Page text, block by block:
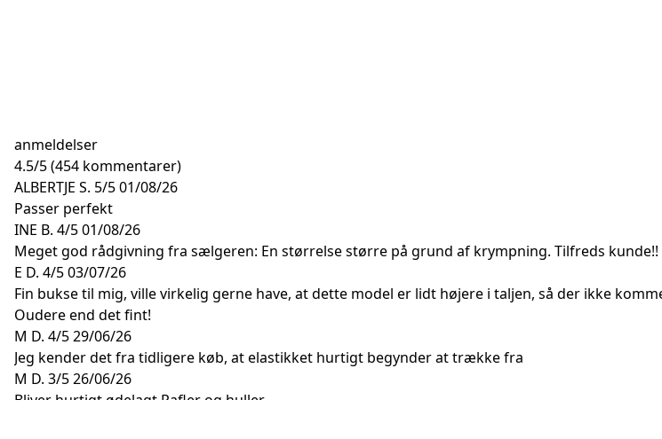
anmeldelser
4.5/5(454 kommentarer)
ALBERTJE S. 5/501/08/26
Passer perfekt
INE B. 4/501/08/26
Meget god rådgivning fra sælgeren: En størrelse større på grund af krympning. Tilfreds kunde!!
E D. 4/503/07/26
Fin bukse til mig, ville virkelig gerne have, at dette model er lidt højere i taljen, så der ikke
Oudere end det fint!
M D. 4/529/06/26
Jeg kender det fra tidligere køb, at elastikket hurtigt begynder at trække fra
M D. 3/526/06/26
Bliver hurtigt ødelagt Rafler og huller